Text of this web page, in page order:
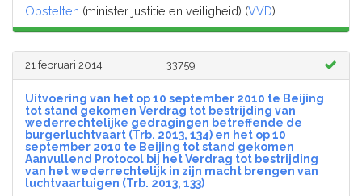
Opstelten (minister justitie en veiligheid) (VVD)
21 februari 2014 33759
Uitvoering van het op 10 september 2010 te Beijing
tot stand gekomen Verdrag tot bestrijding van
wederrechtelijke gedragingen betreffende de
burgerluchtvaart (Trb. 2013, 134) en het op 10
september 2010 te Beijing tot stand gekomen
Aanvullend Protocol bij het Verdrag tot bestrijding
van het wederrechtelijk in zijn macht brengen van
luchtvaartuigen (Trb. 2013, 133)